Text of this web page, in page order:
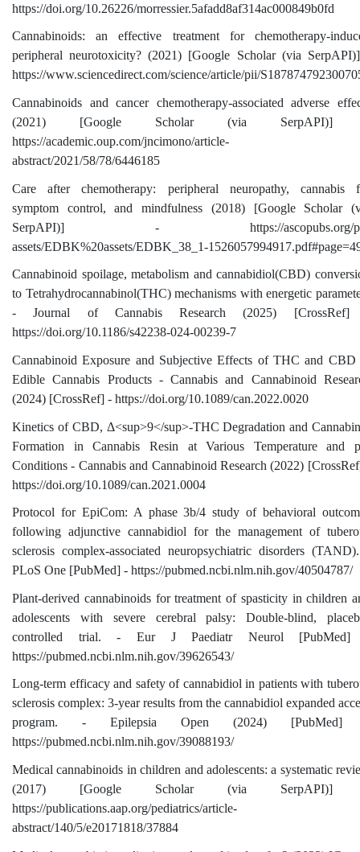
https://doi.org/10.26226/morressier.5afadd8af314ac000849b0fd
Cannabinoids: an effective treatment for chemotherapy-
peripheral neurotoxicity? (2021) [Google Scholar (via
https://www.sciencedirect.com/science/article/pii/
Cannabinoids and cancer chemotherapy-associated adverse
(2021) [Google Scholar (via
https://academic.oup.com/jncimono/article-
abstract/2021/58/78/6446185
Care after chemotherapy: peripheral neuropathy, cannabis
symptom control, and mindfulness (2018) [Google Scholar
SerpAPI)] - https://ascopubs.org/
assets/EDBK%20assets/EDBK_38_1-
Cannabinoid spoilage, metabolism and cannabidiol(CBD)
to Tetrahydrocannabinol(THC) mechanisms with energetic
- Journal of Cannabis Research (2025)
https://doi.org/10.1186/s42238-024-00239-7
Cannabinoid Exposure and Subjective Effects of THC and CBD
Edible Cannabis Products - Cannabis and Cannabinoid
(2024) [CrossRef] - https://doi.org/10.1089/can.2022.0020
Kinetics of CBD, Δ<sup>9</sup>-THC Degradation and
Formation in Cannabis Resin at Various Temperature and
Conditions - Cannabis and Cannabinoid Research (2022)
https://doi.org/10.1089/can.2021.0004
Protocol for EpiCom: A phase 3b/4 study of behavioral
following adjunctive cannabidiol for the management of
sclerosis complex-associated neuropsychiatric disorders
PLoS One [PubMed] - https://pubmed.ncbi.nlm.nih.gov/40504787/
Plant-derived cannabinoids for treatment of spasticity in children
adolescents with severe cerebral palsy: Double-blind,
controlled trial. - Eur J Paediatr Neurol
https://pubmed.ncbi.nlm.nih.gov/39626543/
Long-term efficacy and safety of cannabidiol in patients with
sclerosis complex: 3-year results from the cannabidiol expanded
program. - Epilepsia Open (2024)
https://pubmed.ncbi.nlm.nih.gov/39088193/
Medical cannabinoids in children and adolescents: a systematic
(2017) [Google Scholar (via
https://publications.aap.org/pediatrics/article-
abstract/140/5/e20171818/37884